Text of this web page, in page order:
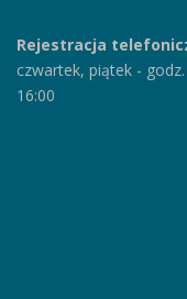
Rejestracja
czwartek, piątek -
16:00